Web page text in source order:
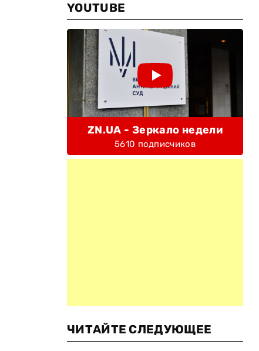
YOUTUBE
ZN.UA - Зеркало недели
5610 подписчиков
ЧИТАЙТЕ СЛЕДУЮЩЕЕ